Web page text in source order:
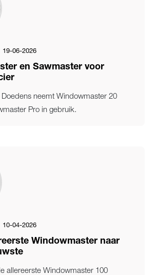
19-06-2026
en Sawmaster voor
neemt Windowmaster 20
Pro in gebruik.
10-04-2026
Windowmaster naar
allereerste Windowmaster 100